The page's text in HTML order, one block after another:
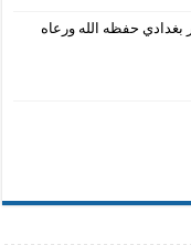
بغدادي حفظه الله ورعاه